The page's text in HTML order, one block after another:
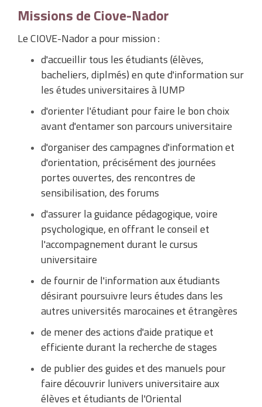
Missions de Ciove-Nador
Le CIOVE-Nador a pour mission :
d'accueillir tous les étudiants (élèves,
bacheliers, diplmés) en qute d'information sur
les études universitaires à lUMP
d'orienter l'étudiant pour faire le bon choix
avant d'entamer son parcours universitaire
d'organiser des campagnes d'information et
d'orientation, précisément des journées
portes ouvertes, des rencontres de
sensibilisation, des forums
d'assurer la guidance pédagogique, voire
psychologique, en offrant le conseil et
l'accompagnement durant le cursus
universitaire
de fournir de l'information aux étudiants
désirant poursuivre leurs études dans les
autres universités marocaines et étrangères
de mener des actions d'aide pratique et
efficiente durant la recherche de stages
de publier des guides et des manuels pour
faire découvrir lunivers universitaire aux
élèves et étudiants de l'Oriental